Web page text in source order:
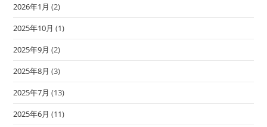
2026年1月 (2)
2025年10月 (1)
2025年9月 (2)
2025年8月 (3)
2025年7月 (13)
2025年6月 (11)